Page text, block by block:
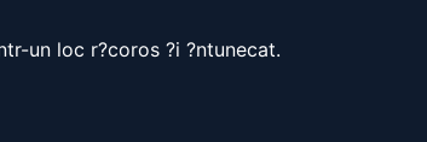
un loc r?coros ?i ?ntunecat.